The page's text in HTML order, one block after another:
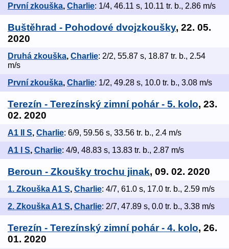
První zkouška, Charlie: 1/4, 46.11 s, 10.11 tr. b., 2.86 m/s
Buštěhrad - Pohodové dvojzkoušky, 22. 05.
2020
Druhá zkouška, Charlie: 2/2, 55.87 s, 18.87 tr. b., 2.54
m/s
První zkouška, Charlie: 1/2, 49.28 s, 10.0 tr. b., 3.08 m/s
Terezín - Terezínský zimní pohár - 5. kolo, 23.
02. 2020
A1 II S, Charlie: 6/9, 59.56 s, 33.56 tr. b., 2.4 m/s
A1 I S, Charlie: 4/9, 48.83 s, 13.83 tr. b., 2.87 m/s
Beroun - Zkoušky trochu jinak, 09. 02. 2020
1. Zkouška A1 S, Charlie: 4/7, 61.0 s, 17.0 tr. b., 2.59 m/s
2. Zkouška A1 S, Charlie: 2/7, 47.89 s, 0.0 tr. b., 3.38 m/s
Terezín - Terezínský zimní pohár - 4. kolo, 26.
01. 2020